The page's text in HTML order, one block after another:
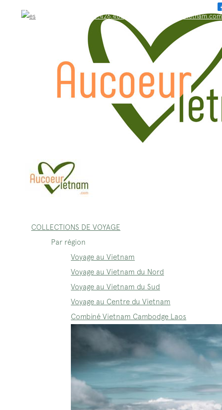
WhatsApp: +84.909.426.406 bonjour@aucoeurvietnam.com
COLLECTIONS DE VOYAGE
Par région
Voyage au Vietnam
Voyage au Vietnam du Nord
Voyage au Vietnam du Sud
Voyage au Centre du Vietnam
Combiné Vietnam Cambodge Laos
WhatsApp: +84.909.426.406